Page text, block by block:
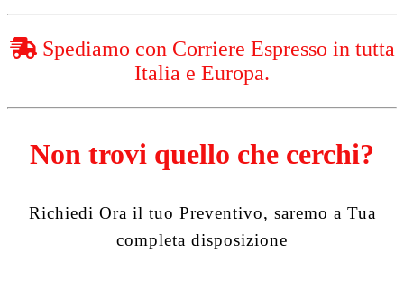
Spediamo con Corriere Espresso in tutta
Italia e Europa.
Non trovi quello che cerchi?
Richiedi Ora il tuo Preventivo, saremo a Tua
completa disposizione